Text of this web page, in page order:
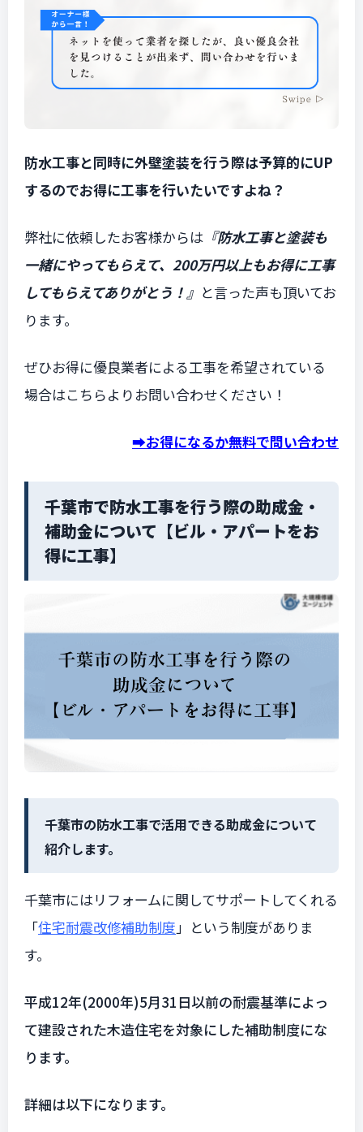
防水工事と同時に外壁塗装を行う際は予算的にUP
するのでお得に工事を行いたいですよね？
弊社に依頼したお客様からは 『防水工事と塗装も
一緒にやってもらえて、200万円以上もお得に工事
してもらえてありがとう！』 と言った声も頂いてお
ります。
ぜひお得に優良業者による工事を希望されている
場合はこちらよりお問い合わせください！
➡️お得になるか無料で問い合わせ
千葉市で防水工事を行う際の助成金・
補助金について【ビル・アパートをお
得に工事】
千葉市の防水工事で活用できる助成金について
紹介します。
千葉市にはリフォームに関してサポートしてくれる
「住宅耐震改修補助制度 」 という制度がありま
す。
平成12年(2000年)5月31日以前の耐震基準によっ
て建設された木造住宅を対象にした補助制度にな
ります。
詳細は以下になります。